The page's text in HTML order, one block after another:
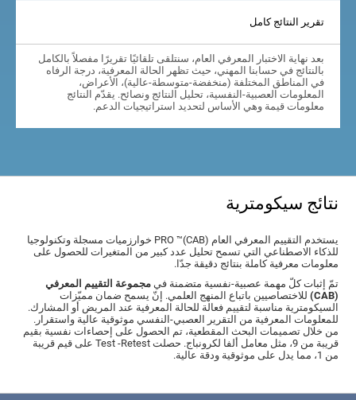
تقرير النتائج كامل
بعد نهاية الاختبار المعرفي العام، سنتلقى تلقائيًا تقريرًا مفصلاً بالكامل
بالنتائج في حسابنا المهني، حيث تظهر الحالة المعرفية، درجة الرفاه
في المناطق المختلفة (منخفضة-متوسطة-عالية)، الأعراض،
المعلومات العصبية-النفسية، تحليل النتائج ونصائح. يقدّم النتائج
معلومات قيمة وهي الأساس لتحديد استراتيجيات الدعم.
نتائج سيكومترية
يستخدم التقييم المعرفي العام (CAB)™ PRO خوارزميات مسجلة وتكنولوجيا
للذكاء الاصطناعي التي تسمح تحليل عدد كبير من المتغيرات للحصول على
معلومات معرفية كاملة بنتائج دقيقة جدّا.
تمّ إثبات كلّ مهمة عصبية-نفسية متضمنة فيمجموعة التقييم المعرفي
(CAB)
للاختصاصيين باتباع المنهج العلمي. إنّ يسمح ضمان مميّزات
السيكومترية مناسبة لتقييم فعالة للحالة المعرفية عند المريض أو المشارك.
للمعلومات المعرفية من التقرير العصبي-النفسي موثوقية عالية واستقرار.
من خلال تصميمات البحث المقطعية، تم الحصول على إحصاءات نفسية بقيم
قريبة من 9، مثل معامل ألفا لكرونباج. حصلت Test -Retest على قيم قريبة
من 1، مما يدل على موثوقية ودقة عالية.